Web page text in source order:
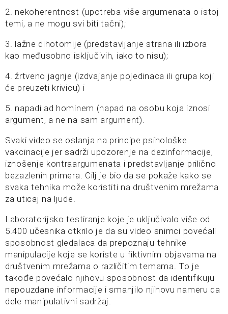
2. nekoherentnost (upotreba više argumenata o istoj
temi, a ne mogu svi biti tačni);
3. lažne dihotomije (predstavljanje strana ili izbora
kao međusobno isključivih, iako to nisu);
4. žrtveno jagnje (izdvajanje pojedinaca ili grupa koji
će preuzeti krivicu) i
5. napadi ad hominem (napad na osobu koja iznosi
argument, a ne na sam argument).
Svaki video se oslanja na principe psihološke
vakcinacije jer sadrži upozorenje na dezinformacije,
iznošenje kontraargumenata i predstavljanje prilično
bezazlenih primera. Cilj je bio da se pokaže kako se
svaka tehnika može koristiti na društvenim mrežama
za uticaj na ljude.
Laboratorijsko testiranje koje je uključivalo više od
5.400 učesnika otkrilo je da su video snimci povećali
sposobnost gledalaca da prepoznaju tehnike
manipulacije koje se koriste u fiktivnim objavama na
društvenim mrežama o različitim temama. To je
takođe povećalo njihovu sposobnost da identifikuju
nepouzdane informacije i smanjilo njihovu nameru da
dele manipulativni sadržaj.